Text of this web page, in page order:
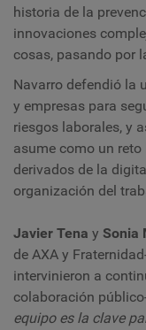
historia de la
innovaciones
cosas, pasando por
Navarro defendió la
y empresas para
riesgos laborales, y
asume como un
derivados de la
organización del
Javier Tena y Sonia
de AXA y
intervinieron a
colaboración
equipo es la clave